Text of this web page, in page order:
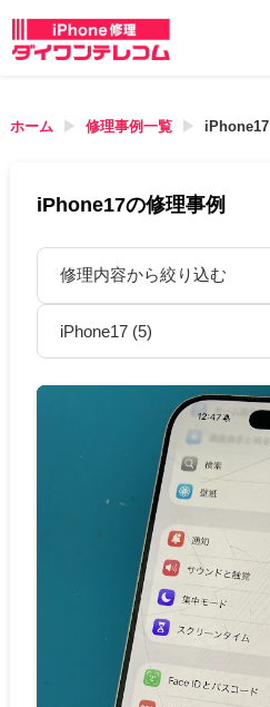
ホーム 修理事例一覧 iPhone17
iPhone17の修理事例